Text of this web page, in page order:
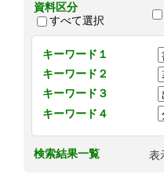
資料区分
すべて選択
キーワード１
キーワード２
キーワード３
キーワード４
検索結果一覧 表